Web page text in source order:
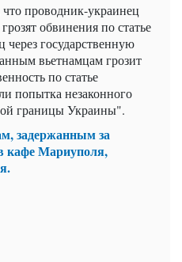
проводник-украинец
обвинения по статье
через государственную
вьетнамцам грозит
по статье
попытка незаконного
границы Украины".
задержанным за
кафе Мариуполя,